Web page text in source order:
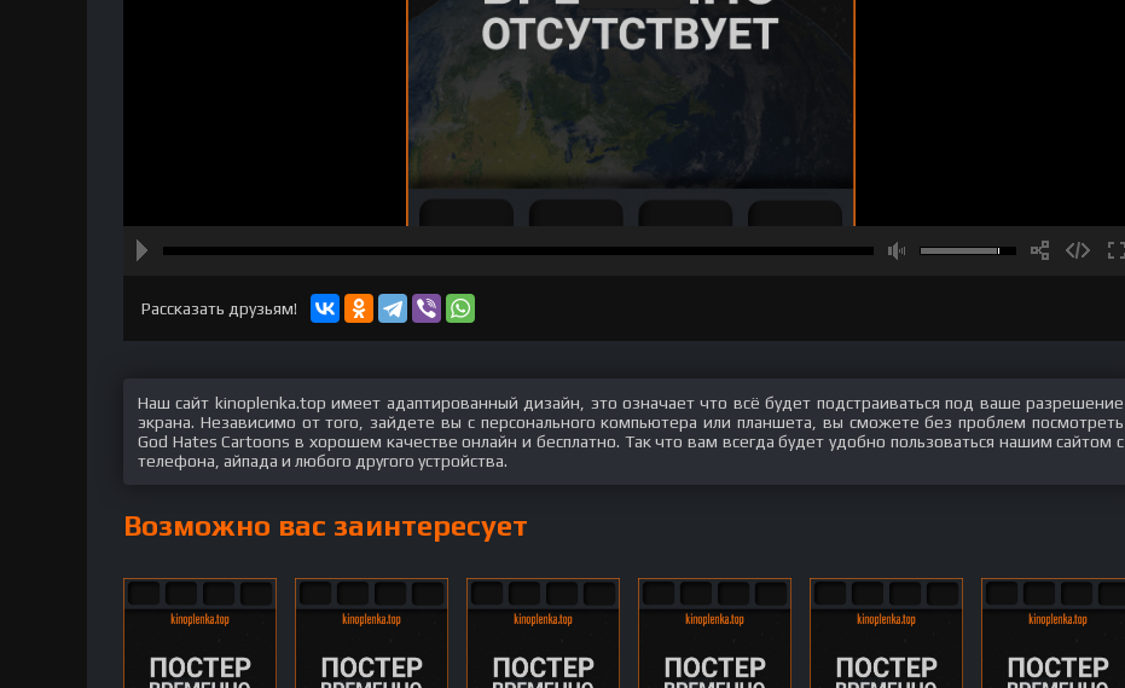
Рассказать друзьям!
Наш сайт kinoplenka.top имеет адаптированный дизайн, это означает что всё будет подстраиваться под ваше разрешение
экрана. Независимо от того, зайдете вы с персонального компьютера или планшета, вы сможете без проблем посмотреть
God Hates Cartoons в хорошем качестве онлайн и бесплатно. Так что вам всегда будет удобно пользоваться нашим сайтом с
телефона, айпада и любого другого устройства.
Возможно вас заинтересует